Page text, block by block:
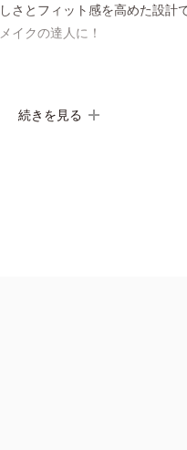
とフィット感を高めた設計
イクの達人に！
続きを見る